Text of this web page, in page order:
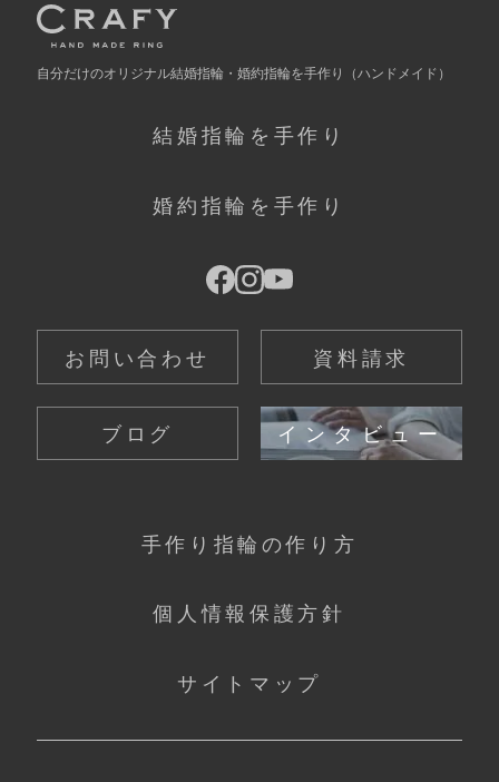
自分だけのオリジナル結婚指輪・婚約指輪を手作り （ハンドメイド）
結婚指輪を手作り
婚約指輪を手作り
お問い合わせ 資料請求
ブログ インタビュー
手作り指輪の作り方
個人情報保護方針
サイトマップ